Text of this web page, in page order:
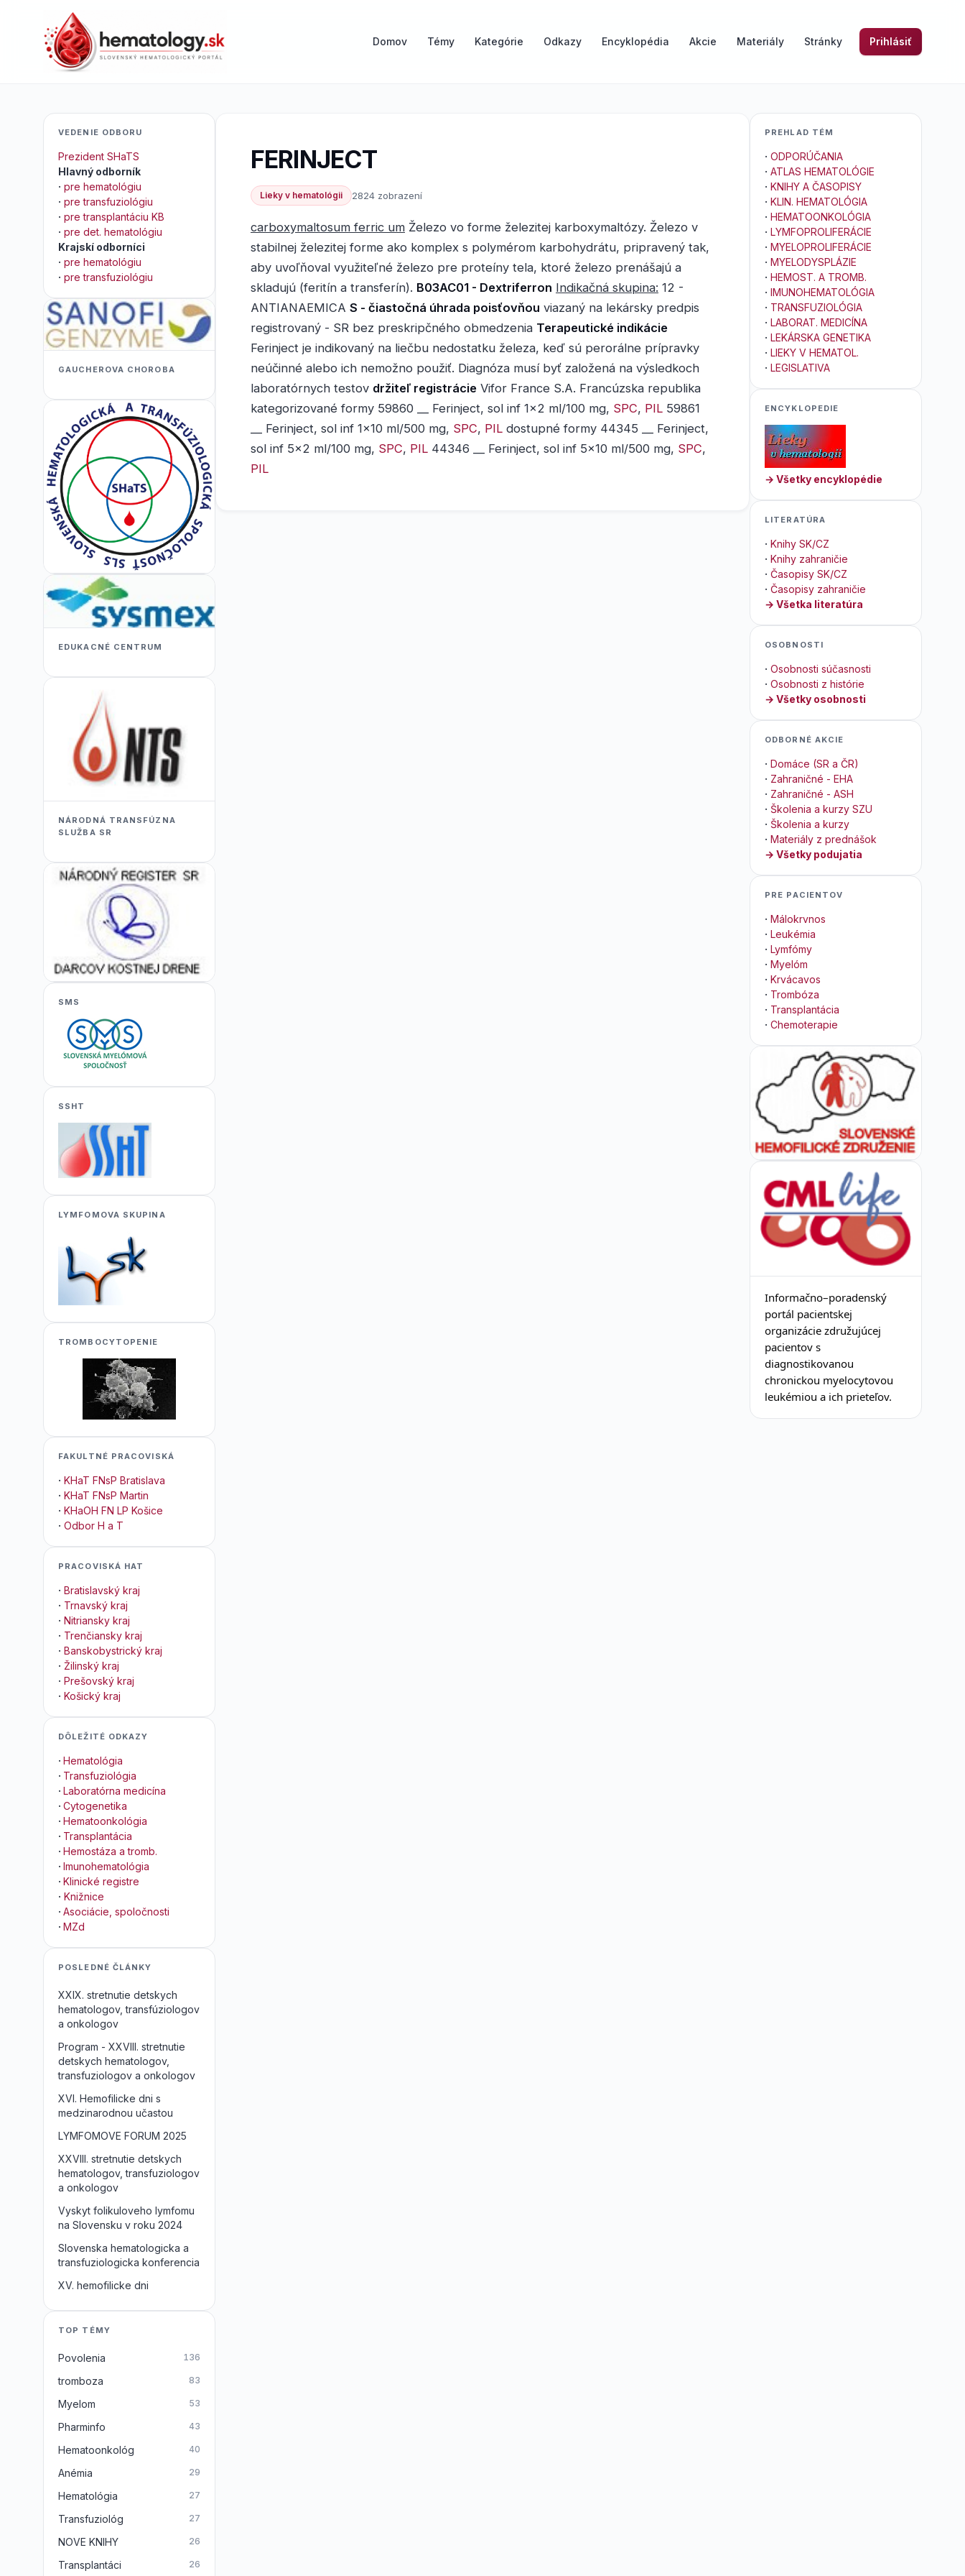
Domov Témy Kategórie Odkazy Encyklopédia Akcie Materiály Stránky Prihlásiť
FERINJECT
Lieky v hematológii 2824 zobrazení
carboxymaltosum ferric um Železo vo forme železitej karboxymaltózy. Železo v
stabilnej železitej forme ako komplex s polymérom karbohydrátu, pripravený tak,
aby uvoľňoval využiteľné železo pre proteíny tela, ktoré železo prenášajú a
skladujú (feritín a transferín). B03AC01 - Dextriferron Indikačná skupina: 12 -
ANTIANAEMICA S - čiastočná úhrada poisťovňou viazaný na lekársky predpis
registrovaný - SR bez preskripčného obmedzenia Terapeutické indikácie
Ferinject je indikovaný na liečbu nedostatku železa, keď sú perorálne prípravky
neúčinné alebo ich nemožno použiť. Diagnóza musí byť založená na výsledkoch
laboratórnych testov držiteľ registrácie Vifor France S.A. Francúzska republika
kategorizované formy 59860 __ Ferinject, sol inf 1x2 ml/100 mg, SPC, PIL 59861
__ Ferinject, sol inf 1x10 ml/500 mg, SPC, PIL dostupné formy 44345 __ Ferinject,
sol inf 5x2 ml/100 mg, SPC, PIL 44346 __ Ferinject, sol inf 5x10 ml/500 mg, SPC,
PIL
VEDENIE ODBORU
Prezident SHaTS
Hlavný odborník
· pre hematológiu
· pre transfuziológiu
· pre transplantáciu KB
· pre det. hematológiu
Krajskí odborníci
· pre hematológiu
· pre transfuziológiu
GAUCHEROVA CHOROBA
EDUKACNÉ CENTRUM
NÁRODNÁ TRANSFÚZNA
SLUŽBA SR
SMS
SSHT
LYMFOMOVA SKUPINA
TROMBOCYTOPENIE
FAKULTNÉ PRACOVISKÁ
· KHaT FNsP Bratislava
· KHaT FNsP Martin
· KHaOH FN LP Košice
· Odbor H a T
PRACOVISKÁ HAT
· Bratislavský kraj
· Trnavský kraj
· Nitriansky kraj
· Trenčiansky kraj
· Banskobystrický kraj
· Žilinský kraj
· Prešovský kraj
· Košický kraj
DÔLEŽITÉ ODKAZY
· Hematológia
· Transfuziológia
· Laboratórna medicína
· Cytogenetika
· Hematoonkológia
· Transplantácia
· Hemostáza a tromb.
· Imunohematológia
· Klinické registre
· Knižnice
· Asociácie, spoločnosti
· MZd
POSLEDNÉ ČLÁNKY
XXIX. stretnutie detskych
hematologov, transfúziologov
a onkologov
Program - XXVIII. stretnutie
detskych hematologov,
transfuziologov a onkologov
XVI. Hemofilicke dni s
medzinarodnou učastou
LYMFOMOVE FORUM 2025
XXVIII. stretnutie detskych
hematologov, transfuziologov
a onkologov
Vyskyt folikuloveho lymfomu
na Slovensku v roku 2024
Slovenska hematologicka a
transfuziologicka konferencia
XV. hemofilicke dni
TOP TÉMY
Povolenia 136
tromboza 83
Myelom 53
Pharminfo 43
Hematoonkológ 40
Anémia 29
Hematológia 27
Transfuziológ 27
NOVE KNIHY 26
Transplantáci 26
PREHLAD TÉM
· ODPORÚČANIA
· ATLAS HEMATOLÓGIE
· KNIHY A ČASOPISY
· KLIN. HEMATOLÓGIA
· HEMATOONKOLÓGIA
· LYMFOPROLIFERÁCIE
· MYELOPROLIFERÁCIE
· MYELODYSPLÁZIE
· HEMOST. A TROMB.
· IMUNOHEMATOLÓGIA
· TRANSFUZIOLÓGIA
· LABORAT. MEDICÍNA
· LEKÁRSKA GENETIKA
· LIEKY V HEMATOL.
· LEGISLATIVA
ENCYKLOPEDIE
→ Všetky encyklopédie
LITERATÚRA
· Knihy SK/CZ
· Knihy zahraničie
· Časopisy SK/CZ
· Časopisy zahraničie
→ Všetka literatúra
OSOBNOSTI
· Osobnosti súčasnosti
· Osobnosti z histórie
→ Všetky osobnosti
ODBORNÉ AKCIE
· Domáce (SR a ČR)
· Zahraničné - EHA
· Zahraničné - ASH
· Školenia a kurzy SZU
· Školenia a kurzy
· Materiály z prednášok
→ Všetky podujatia
PRE PACIENTOV
· Málokrvnos
· Leukémia
· Lymfómy
· Myelóm
· Krvácavos
· Trombóza
· Transplantácia
· Chemoterapie
Informačno–poradenský
portál pacientskej
organizácie združujúcej
pacientov s
diagnostikovanou
chronickou myelocytovou
leukémiou a ich prieteľov.